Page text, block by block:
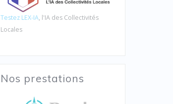
Testez LEX-IA, l'IA des Collectivités
Locales
Nos prestations